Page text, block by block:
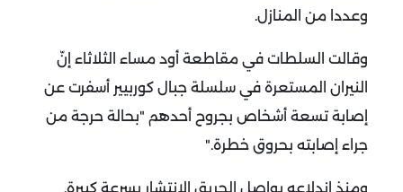
وعددا من المنازل.
وقالت السلطات في مقاطعة أود مساء الثلاثاء إنّ
النيران المستعرة في سلسلة جبال كوربيير أسفرت عن
إصابة تسعة أشخاص بجروح أحدهم "بحالة حرجة من
جراء إصابته بحروق خطرة".
ومنذ اندلاعه يواصل الحريق الانتشار بسرعة كبيرة.